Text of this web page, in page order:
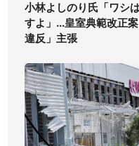
小林よしのり氏「ワシ
すよ」...皇室典範改正
違反」主張